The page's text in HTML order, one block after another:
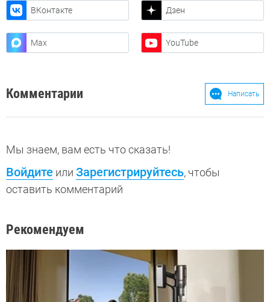
ВКонтакте Дзен
Max YouTube
Комментарии Написать
Мы знаем, вам есть что сказать!
Войдите или Зарегистрируйтесь, чтобы
оставить комментарий
Рекомендуем